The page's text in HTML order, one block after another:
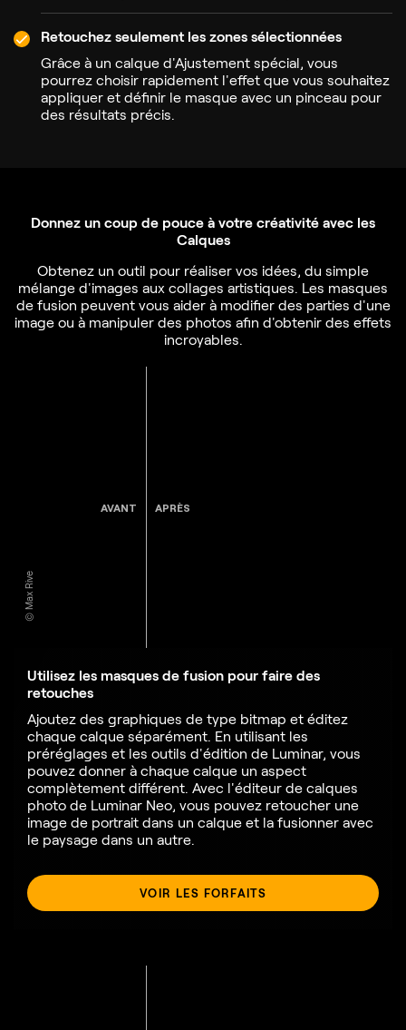
Retouchez seulement les zones sélectionnées
Grâce à un calque d'Ajustement spécial, vous
pourrez choisir rapidement l'effet que vous souhaitez
appliquer et définir le masque avec un pinceau pour
des résultats précis.
Donnez un coup de pouce à votre créativité avec les
Calques
Obtenez un outil pour réaliser vos idées, du simple
mélange d'images aux collages artistiques. Les masques
de fusion peuvent vous aider à modifier des parties d'une
image ou à manipuler des photos afin d'obtenir des effets
incroyables.
AVANT APRÈS
© Max Rive
Utilisez les masques de fusion pour faire des
retouches
Ajoutez des graphiques de type bitmap et éditez
chaque calque séparément. En utilisant les
préréglages et les outils d'édition de Luminar, vous
pouvez donner à chaque calque un aspect
complètement différent. Avec l'éditeur de calques
photo de Luminar Neo, vous pouvez retoucher une
image de portrait dans un calque et la fusionner avec
le paysage dans un autre.
VOIR LES FORFAITS